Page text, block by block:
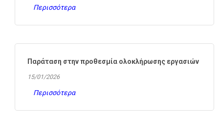
Περισσότερα
Παράταση στην προθεσμία ολοκλήρωσης εργασιών
15/01/2026
Περισσότερα